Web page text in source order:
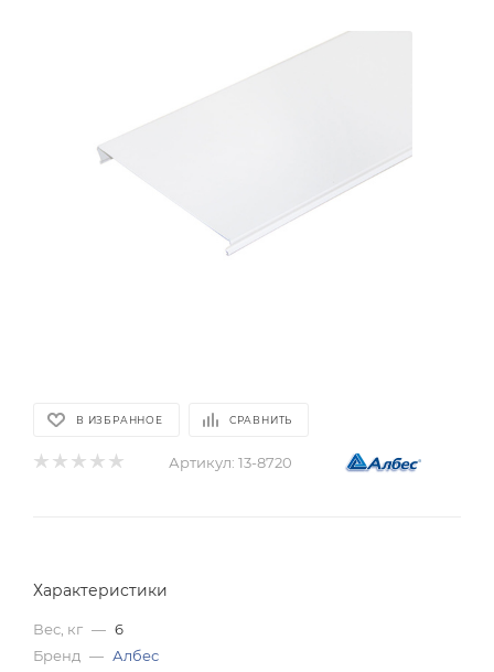
В ИЗБРАННОЕ СРАВНИТЬ
Артикул: 13-8720
Характеристики
Вес, кг — 6
Бренд — Албес